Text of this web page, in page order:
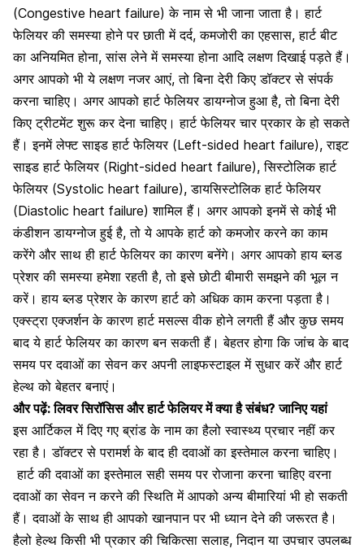
(Congestive heart failure) के नाम से भी जाना जाता है। हार्ट
फेलियर की समस्या होने पर छाती में दर्द, कमजोरी का एहसास, हार्ट बीट
का अनियमित होना, सांस लेने में समस्या होना आदि लक्षण दिखाई पड़ते हैं।
अगर आपको भी ये लक्षण नजर आएं, तो बिना देरी किए डॉक्टर से संपर्क
करना चाहिए। अगर आपको हार्ट फेलियर डायग्नोज हुआ है, तो बिना देरी
किए ट्रीटमेंट शुरू कर देना चाहिए। हार्ट फेलियर चार प्रकार के हो सकते
हैं। इनमेंलेफ्ट साइड हार्ट फेलियर (Left-sided heart failure), राइट
साइड हार्ट फेलियर (Right-sided heart failure),सिस्टोलिक हार्ट
फेलियर(Systolic heart failure), डायसिस्टोलिक हार्ट फेलियर
(Diastolic heart failure) शामिल हैं। अगर आपको इनमें से कोई भी
कंडीशन डायग्नोज हुई है, तो ये आपके हार्ट को कमजोर करने का काम
करेंगे और साथ ही हार्ट फेलियर का कारण बनेंगे। अगर आपको हाय ब्लड
प्रेशर की समस्या हमेशा रहती है, तो इसे छोटी बीमारी समझने की भूल न
करें। हाय ब्लड प्रेशर के कारण हार्ट को अधिक काम करना पड़ता है।
एक्स्ट्रा एक्जर्शन के कारण हार्ट मसल्स वीक होने लगती हैं और कुछ समय
बाद ये हार्ट फेलियर का कारण बन सकती हैं। बेहतर होगा कि जांच के बाद
समय पर दवाओं का सेवन कर अपनी लाइफस्टाइल में सुधार करें और हार्ट
हेल्थ को बेहतर बनाएं।
और पढ़ें:लिवर सिरॉसिस और हार्ट फेलियर में क्या है संबंध? जानिए यहां
इस आर्टिकल में दिए गए ब्रांड के नाम का हैलो स्वास्थ्य प्रचार नहीं कर
रहा है। डॉक्टर से परामर्श के बाद ही दवाओं का इस्तेमाल करना चाहिए।
हार्ट की दवाओं का इस्तेमाल सही समय पर रोजाना करना चाहिए वरना
दवाओं का सेवन न करने की स्थिति में आपको अन्य बीमारियां भी हो सकती
हैं। दवाओं के साथ ही आपको खानपान पर भी ध्यान देने की जरूरत है।
हैलो हेल्थ किसी भी प्रकार की चिकित्सा सलाह, निदान या उपचार उपलब्ध